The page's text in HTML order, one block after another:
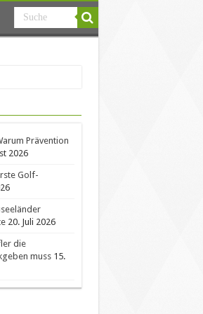
Prävention
2026
Golf-
20. Juli 2026
die
muss 15.